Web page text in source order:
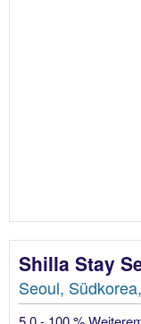
Shilla Stay
Seoul,